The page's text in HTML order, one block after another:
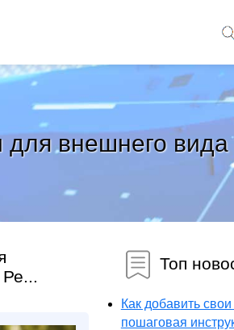
для внешнего
Топ
Как добавить
пошаговая